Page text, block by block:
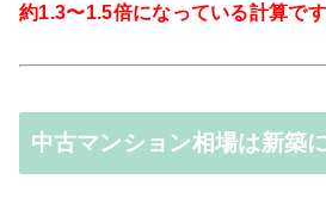
約1.3〜1.5倍になっている計算です
中古マンション相場は新築